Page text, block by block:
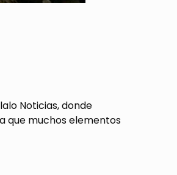
Noticias, donde
que muchos elementos